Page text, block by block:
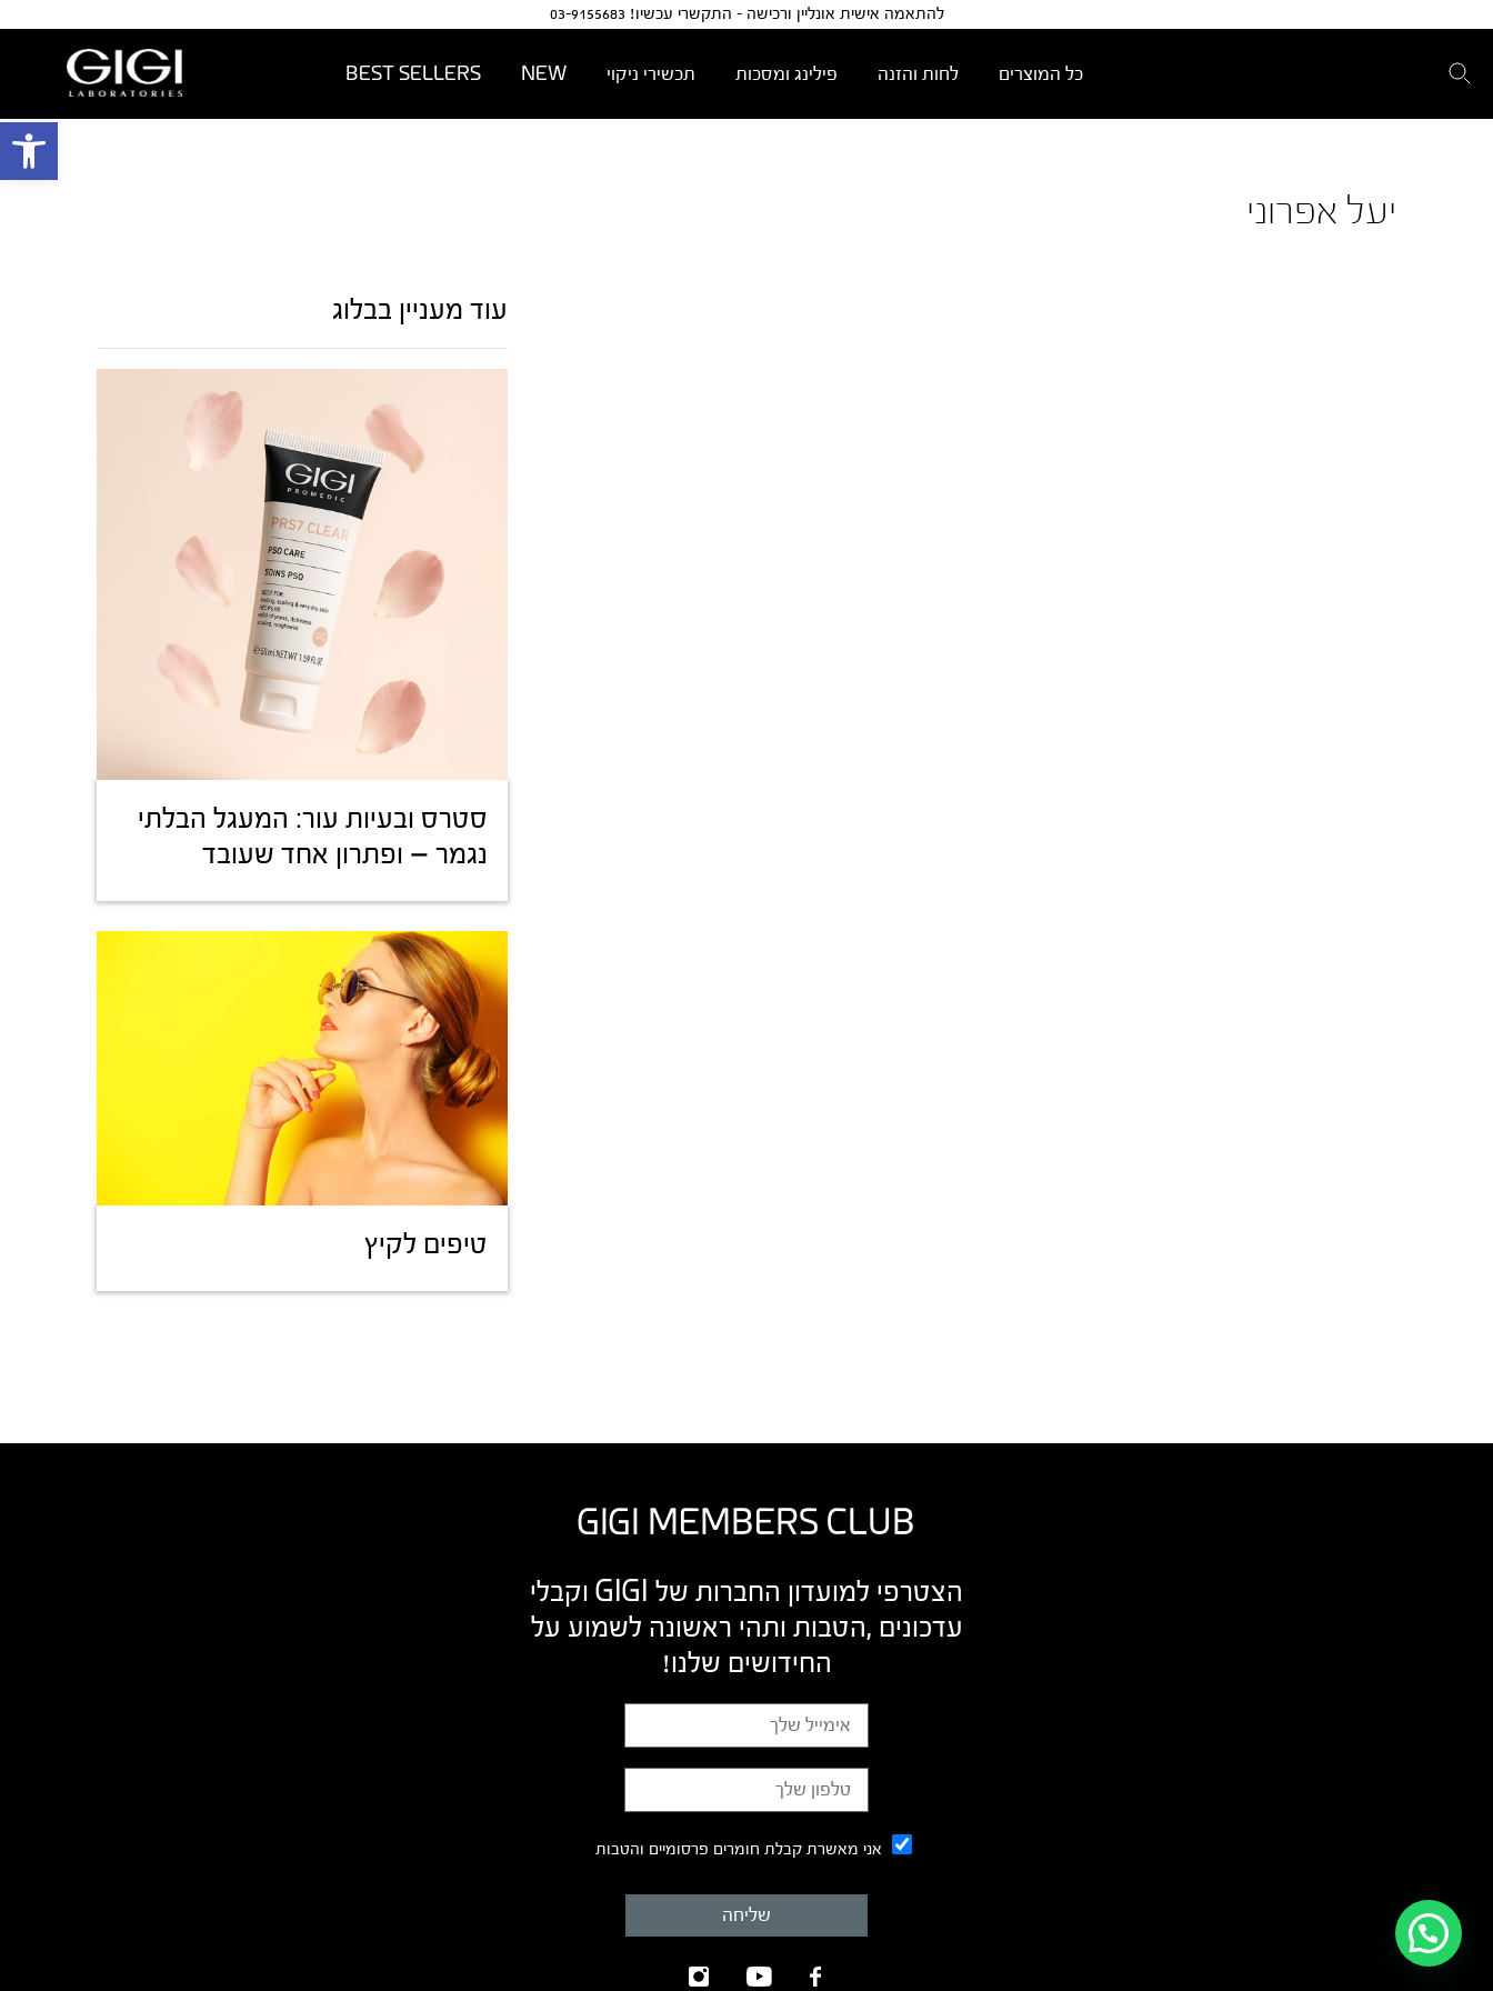
להתאמה אישית אונליין ורכישה - התקשרי עכשיו! 03-9155683
כל המוצרים לחות והזנה פילינג ומסכות תכשירי ניקוי NEW
BEST SELLERS
יעל אפרוני
עוד מעניין בבלוג
סטרס ובעיות עור: המעגל הבלתי
נגמר – ופתרון אחד שעובד
טיפים לקיץ
GIGI MEMBERS CLUB
הצטרפי למועדון החברות של GIGI וקבלי
עדכונים ,הטבות ותהי ראשונה לשמוע על
החידושים שלנו!
אני מאשרת קבלת חומרים פרסומיים והטבות